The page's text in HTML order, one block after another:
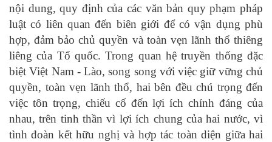
nội dung, quy định của các văn bản quy phạm pháp
luật có liên quan đến biên giới để có vận dụng phù
hợp, đảm bảo chủ quyền và toàn vẹn lãnh thổ thiêng
liêng của Tổ quốc. Trong quan hệ truyền thống đặc
biệt Việt Nam - Lào, song song với việc giữ vững chủ
quyền, toàn vẹn lãnh thổ, hai bên đều chú trọng đến
việc tôn trọng, chiếu cố đến lợi ích chính đáng của
nhau, trên tinh thần vì lợi ích chung của hai nước, vì
tình đoàn kết hữu nghị và hợp tác toàn diện giữa hai